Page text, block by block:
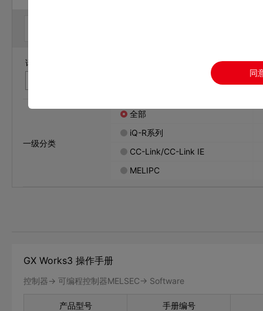
请输入您要查找的文件名称和文件编号，关键词中间请不要带空
一级分类
全部
iQ-R系列
CC-Link/CC-Link IE
MELIPC
GX Works3 操作手册
控制器-> 可编程控制器MELSEC-> Software
产品型号 手册编号
同